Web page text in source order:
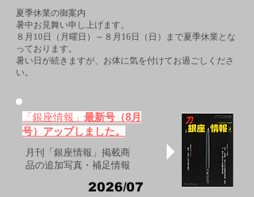
夏季休業の御案内
暑中お見舞い申し上げます。
８月10日（月曜日）～８月16日（日）まで夏季休業とな
っております。
​暑い日が続きますが、お体に気を付けてお過ごしくださ
い。
「銀座情報」 最新号（8月
号）アップしました。
月刊「銀座情報」掲載商
品の追加写真・補足情報
2026/07